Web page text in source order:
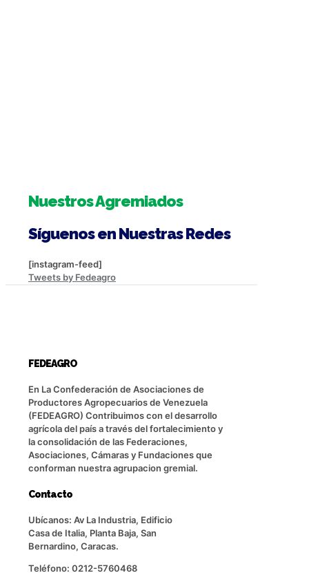
Nuestros Agremiados
Síguenos en Nuestras Redes
[instagram-feed]
Tweets by Fedeagro
FEDEAGRO
En La Confederación de Asociaciones de
Productores Agropecuarios de Venezuela
(FEDEAGRO) Contribuimos con el desarrollo
agrícola del país a través del fortalecimiento y
la consolidación de las Federaciones,
Asociaciones, Cámaras y Fundaciones que
conforman nuestra agrupacion gremial.
Contacto
Ubícanos: Av La Industria, Edificio
Casa de Italia, Planta Baja, San
Bernardino, Caracas.
Teléfono: 0212-5760468